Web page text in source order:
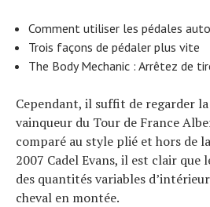
Comment utiliser les pédales
Trois façons de pédaler plus vite
The Body Mechanic : Arrêtez de
Cependant, il suffit de regarder
vainqueur du Tour de France
comparé au style plié et hors de
2007 Cadel Evans, il est clair
des quantités variables
cheval en montée.